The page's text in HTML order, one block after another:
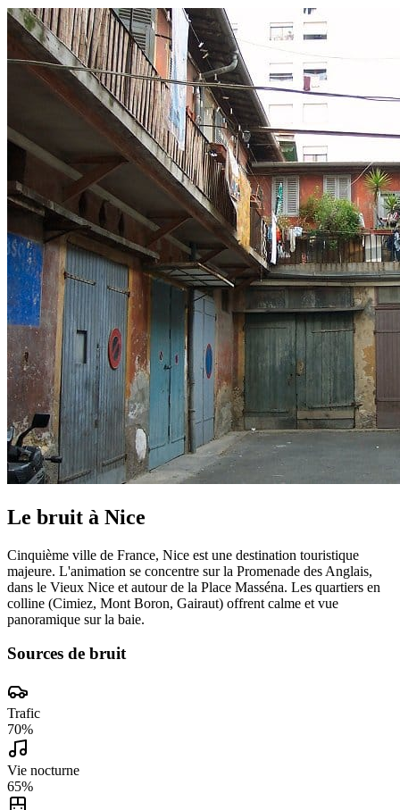
Le bruit à Nice
Cinquième ville de France, Nice est une destination touristique
majeure. L'animation se concentre sur la Promenade des Anglais,
dans le Vieux Nice et autour de la Place Masséna. Les quartiers en
colline (Cimiez, Mont Boron, Gairaut) offrent calme et vue
panoramique sur la baie.
Sources de bruit
Trafic
70%
Vie nocturne
65%